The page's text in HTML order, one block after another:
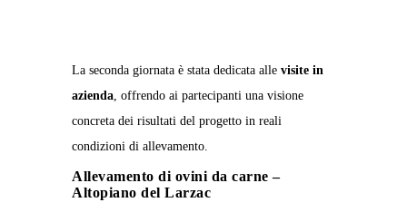
La seconda giornata è stata dedicata alle visite in
azienda, offrendo ai partecipanti una visione
concreta dei risultati del progetto in reali
condizioni di allevamento.
Allevamento di ovini da carne –
Altopiano del Larzac